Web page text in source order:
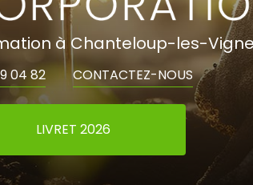
à Chanteloup-les-
04 82 CONTACTEZ-NOUS
LIVRET 2026